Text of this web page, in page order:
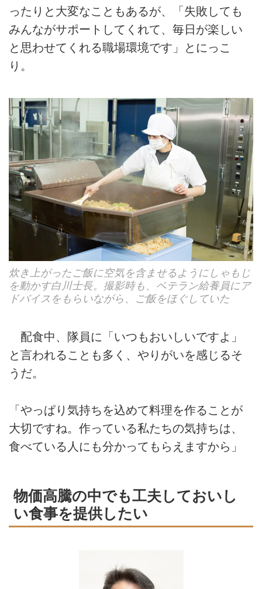
ったりと大変なこともあるが、「失敗しても
みんながサポートしてくれて、毎日が楽しい
と思わせてくれる職場環境です」とにっこ
り。
炊き上がったご飯に空気を含ませるようにしゃもじ
を動かす白川士長。撮影時も、ベテラン給養員にア
ドバイスをもらいながら、ご飯をほぐしていた
配食中、隊員に「いつもおいしいですよ」
と言われることも多く、やりがいを感じるそ
うだ。
「やっぱり気持ちを込めて料理を作ることが
大切ですね。作っている私たちの気持ちは、
食べている人にも分かってもらえますから」
物価高騰の中でも工夫しておいし
い食事を提供したい